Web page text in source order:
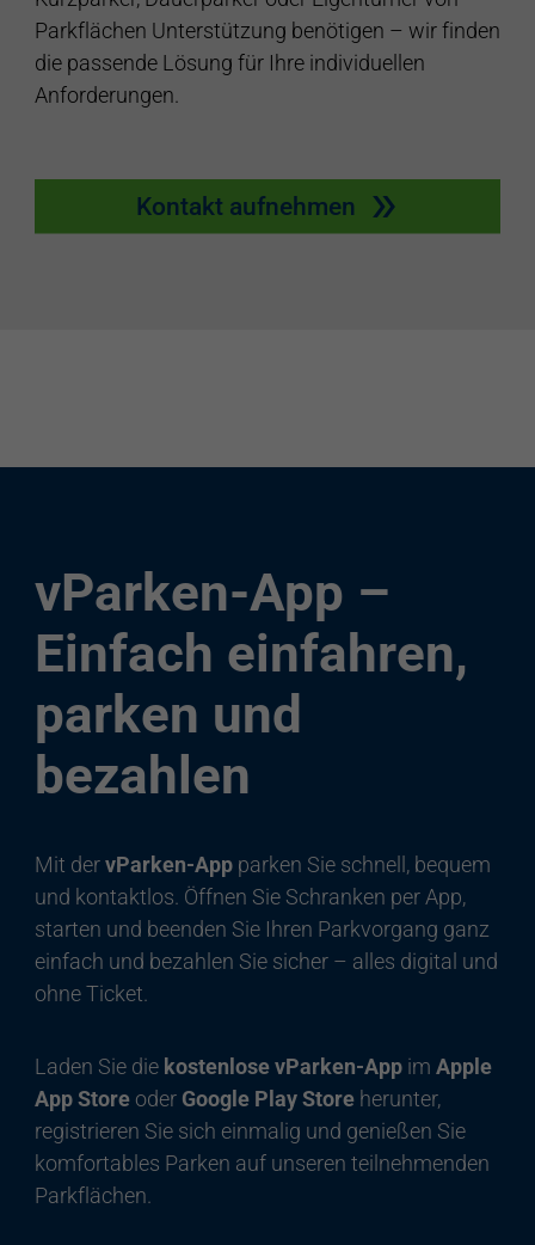
Parkflächen Unterstützung benötigen – wir finden
die passende Lösung für Ihre individuellen
Anforderungen.
Kontakt aufnehmen
vParken-App –
Einfach einfahren,
parken und
bezahlen
Mit dervParken-Appparken Sie schnell, bequem
und kontaktlos. Öffnen Sie Schranken per App,
starten und beenden Sie Ihren Parkvorgang ganz
einfach und bezahlen Sie sicher – alles digital und
ohne Ticket.
Laden Sie die kostenlose vParken-Appim Apple
App Storeoder Google Play Storeherunter,
registrieren Sie sich einmalig und genießen Sie
komfortables Parken auf unseren teilnehmenden
Parkflächen.